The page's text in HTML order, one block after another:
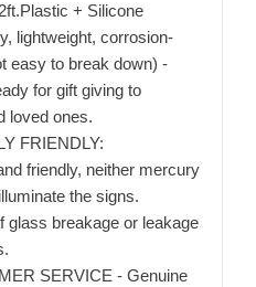
+ Silicone
lightweight, corrosion-
easy to break down) -
for gift giving to
loved ones.
FRIENDLY:
friendly, neither mercury
the signs.
glass breakage or leakage
SERVICE - Genuine